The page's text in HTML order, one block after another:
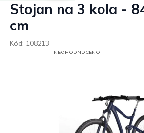
Stojan na 3 kola -
cm
Kód: 108213
PRŮMĚRNÉNEOHODNOCENO